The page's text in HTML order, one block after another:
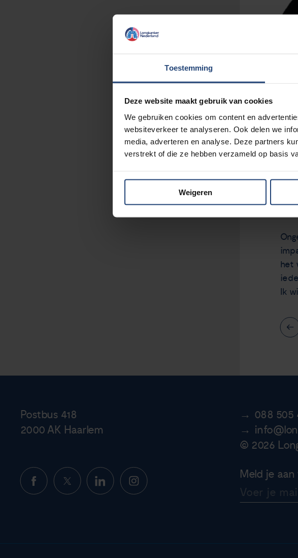
Toestemming
Deze website maakt gebruik van cookies
We gebruiken cookies om content en
websiteverkeer te analyseren. Ook delen we
media, adverteren en analyse. Deze partners
verstrekt of die ze hebben verzameld op basis
Weigeren
Ik
ik
Ik
niet
het
Ik
Postbus 418
2000 AK Haarlem
088 505
© 2026
Meld je